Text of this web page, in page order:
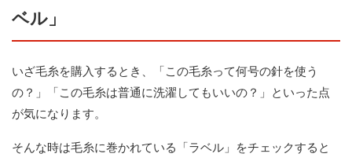
ベル」
いざ毛糸を購入するとき、「この毛糸って何号の針を使う
の？」「この毛糸は普通に洗濯してもいいの？」といった点
が気になります。
そんな時は毛糸に巻かれている「ラベル」をチェックすると